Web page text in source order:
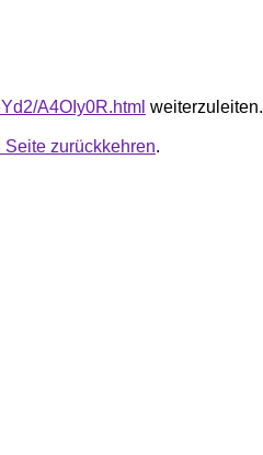
A4OIy0R.html weiterzuleiten.
zurückkehren.